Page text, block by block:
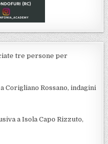
tre persone per
Corigliano Rossano, indagini
a Isola Capo Rizzuto,